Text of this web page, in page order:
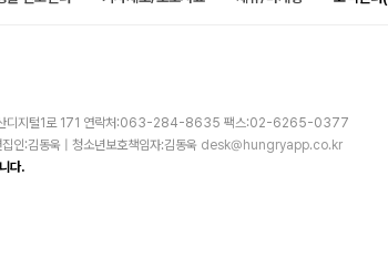
가산디지털1로 171 연락처:063-284-8635 팩스:02-6265-0377
:김동욱 | 청소년보호책임자:김동욱 desk@hungryapp.co.kr
다.